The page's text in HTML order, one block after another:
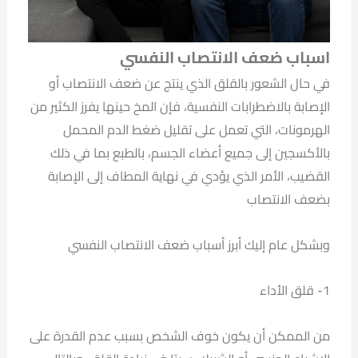
اسباب ضعف الانتصاب النفسي
في حال الشعور بالقلق الذي ينتج عن ضعف الانتصاب أو
الإصابة بالاضطرابات النفسية، فإن المخ حينها يفرز الكثير من
الهرمونات، التي تعمل على تقليل ضغط الدم المحمل
بالأكسجين إلى جميع أعضاء الجسم، بالطبع بما في ذلك
القضيب، الأمر الذي يؤدي في نهاية المطاف إلى الإصابة
بضعف الانتصاب
وبشكل عام إليك أبرز أسباب ضعف الانتصاب النفسي
1- قلق الأداء
من الممكن أن يكون خوف الشخص بسبب عدم القدرة على